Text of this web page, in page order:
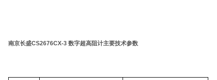
南京长盛CS2676CX-3 数字超高阻计主要技术参数